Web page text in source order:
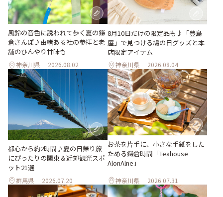
風鈴の音色に誘われて歩く夏の鎌
倉さんぽ♪由緒ある社の参拝と老
舗のひんやり甘味も
神奈川県 2026.08.02
8月10日だけの限定品も♪「豊島
屋」で見つける鳩の日グッズと本
店限定アイテム
神奈川県 2026.08.04
都心から約2時間♪夏の日帰り旅
にぴったりの関東＆近郊観光スポ
ット21選
群馬県 2026.07.20
お茶を片手に、小さな手紙をした
ためる鎌倉時間「Teahouse
AlonAlne」
神奈川県 2026.07.31